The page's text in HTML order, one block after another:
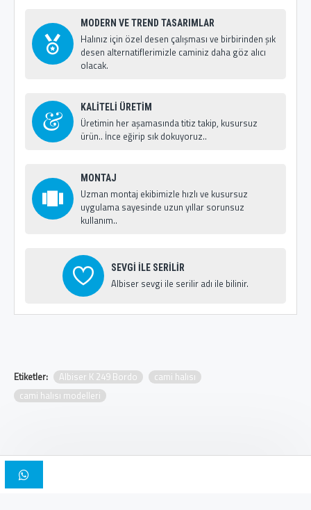
MODERN VE TREND TASARIMLAR
Halınız için özel desen çalışması ve birbirinden şık
desen alternatiflerimizle caminiz daha göz alıcı
olacak.
KALİTELİ ÜRETİM
Üretimin her aşamasında titiz takip, kusursuz
ürün.. İnce eğirip sık dokuyoruz..
MONTAJ
Uzman montaj ekibimizle hızlı ve kusursuz
uygulama sayesinde uzun yıllar sorunsuz
kullanım..
SEVGİ İLE SERİLİR
Albiser sevgi ile serilir adı ile bilinir.
Etiketler: Albiser K 249 Bordo
cami halısı
cami halısı modelleri
Copyright © 2025, Albiser Cami Halıları | Tasarım İskender Bilici